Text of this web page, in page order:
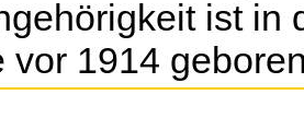
ist in
vor 1914